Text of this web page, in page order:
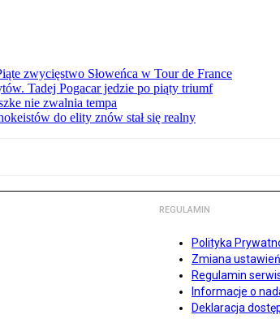
zwycięstwo Słoweńca w Tour de France
Tadej Pogacar jedzie po piąty triumf
nie zwalnia tempa
do elity znów stał się realny
REGULAMIN
Polityka
Zmiana
Regulamin
Informacje o
Deklaracja